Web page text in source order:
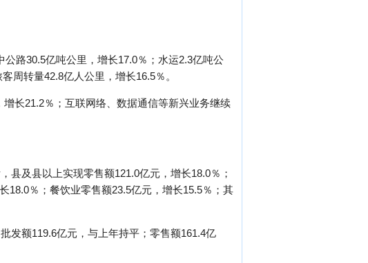
路30.5亿吨公里，增长17.0％；水运2.3亿吨公
周转量42.8亿人公里，增长16.5％。
长21.2％；互联网络、数据通信等新兴业务继续
县及县以上实现零售额121.0亿元，增长18.0％；
18.0％；餐饮业零售额23.5亿元，增长15.5％；其
发额119.6亿元，与上年持平；零售额161.4亿